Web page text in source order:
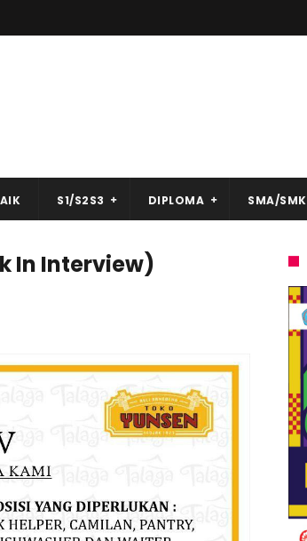
S1/S2S3 DIPLOMA SMA/SMK
In Interview)